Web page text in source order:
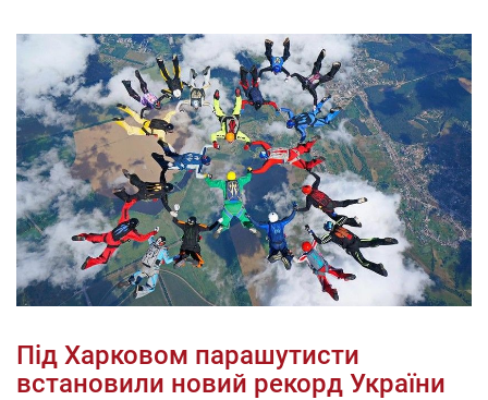
Під Харковом парашутисти
встановили новий рекорд України